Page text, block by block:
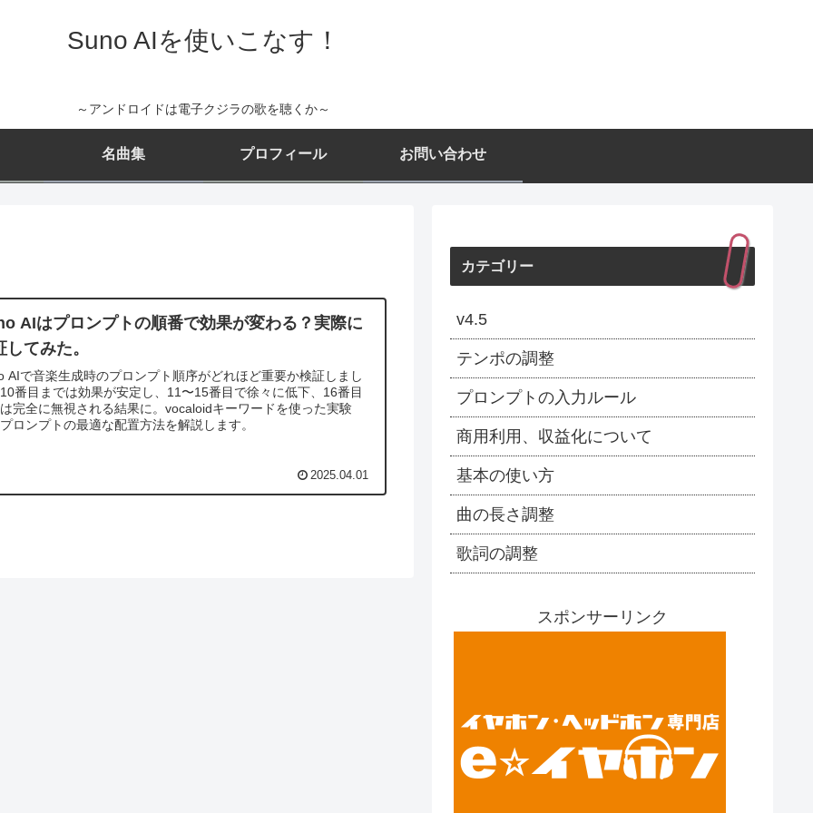
Suno AIを使いこなす！
～アンドロイドは電子クジラの歌を聴くか～
名曲集 プロフィール お問い合わせ
AIはプロンプトの順番で効果が変わる？実際に
してみた。
AIで音楽生成時のプロンプト順序がどれほど重要か検証しまし
番目までは効果が安定し、11〜15番目で徐々に低下、16番目
完全に無視される結果に。vocaloidキーワードを使った実験
ロンプトの最適な配置方法を解説します。
2025.04.01
カテゴリー
v4.5
テンポの調整
プロンプトの入力ルール
商用利用、収益化について
基本の使い方
曲の長さ調整
歌詞の調整
スポンサーリンク